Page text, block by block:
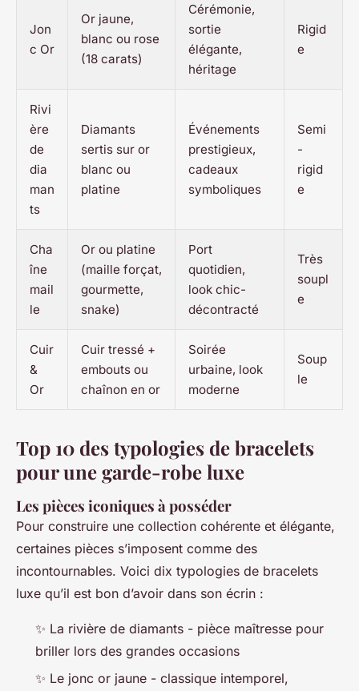
Jon
c Or
Or jaune,
blanc ou rose
(18 carats)
Cérémonie,
sortie
élégante,
héritage
Rigid
e
Rivi
ère
de
dia
man
ts
Diamants
sertis sur or
blanc ou
platine
Événements
prestigieux,
cadeaux
symboliques
Semi
-
rigid
e
Cha
îne
mail
le
Or ou platine
(maille forçat,
gourmette,
snake)
Port
quotidien,
look chic-
décontracté
Très
soupl
e
Cuir
&
Or
Cuir tressé +
embouts ou
chaînon en or
Soirée
urbaine, look
moderne
Soup
le
Top 10 des typologies de bracelets
pour une garde-robe luxe
Les pièces iconiques à posséder
Pour construire une collection cohérente et élégante,
certaines pièces s’imposent comme des
incontournables. Voici dix typologies de bracelets
luxe qu’il est bon d’avoir dans son écrin :
✨ La rivière de diamants - pièce maîtresse pour
briller lors des grandes occasions
✨ Le jonc or jaune - classique intemporel,